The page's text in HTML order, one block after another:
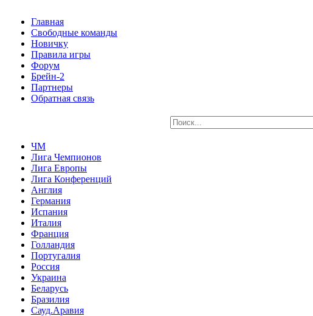
Главная
Свободные команды
Новичку
Правила игры
Форум
Брейн-2
Партнеры
Обратная связь
ЧМ
Лига Чемпионов
Лига Европы
Лига Конференций
Англия
Германия
Испания
Италия
Франция
Голландия
Португалия
Россия
Украина
Беларусь
Бразилия
Сауд.Аравия